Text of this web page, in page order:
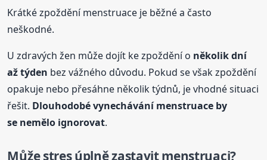
Krátké zpoždění menstruace je běžné a často
neškodné.
U zdravých žen může dojít ke zpoždění o několik dní
až týden bez vážného důvodu. Pokud se však zpoždění
opakuje nebo přesáhne několik týdnů, je vhodné situaci
řešit. Dlouhodobé vynechávání menstruace by
se nemělo ignorovat.
Může stres úplně zastavit menstruaci?